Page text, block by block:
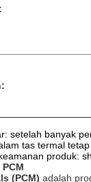
setelah banyak
tas termal
produk:
(PCM) adalah